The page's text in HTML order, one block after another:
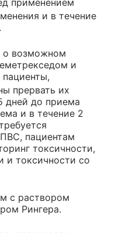
и в течение
о возможном
и
пациенты,
прервать их
дней до приема
и в течение 2
пациентам
токсичности,
и токсичности со
с раствором
Рингера.